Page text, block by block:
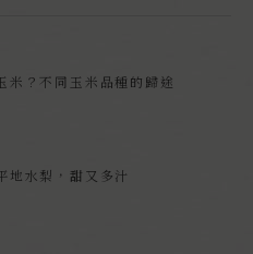
米？不同玉米品種的歸途
地水梨，甜又多汁